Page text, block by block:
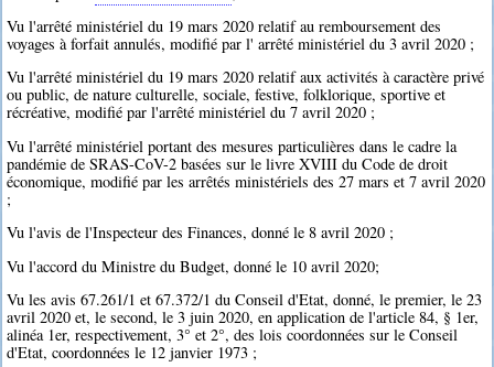
Vu l'arrêté ministériel du 19 mars 2020 relatif au remboursement des
voyages à forfait annulés, modifié par l' arrêté ministériel du 3 avril 2020 ;
Vu l'arrêté ministériel du 19 mars 2020 relatif aux activités à caractère privé
ou public, de nature culturelle, sociale, festive, folklorique, sportive et
récréative, modifié par l'arrêté ministériel du 7 avril 2020 ;
Vu l'arrêté ministériel portant des mesures particulières dans le cadre la
pandémie de SRAS-CoV-2 basées sur le livre XVIII du Code de droit
économique, modifié par les arrêtés ministériels des 27 mars et 7 avril 2020
;
Vu l'avis de l'Inspecteur des Finances, donné le 8 avril 2020 ;
Vu l'accord du Ministre du Budget, donné le 10 avril 2020;
Vu les avis 67.261/1 et 67.372/1 du Conseil d'Etat, donné, le premier, le 23
avril 2020 et, le second, le 3 juin 2020, en application de l'article 84, § 1er,
alinéa 1er, respectivement, 3° et 2°, des lois coordonnées sur le Conseil
d'Etat, coordonnées le 12 janvier 1973 ;